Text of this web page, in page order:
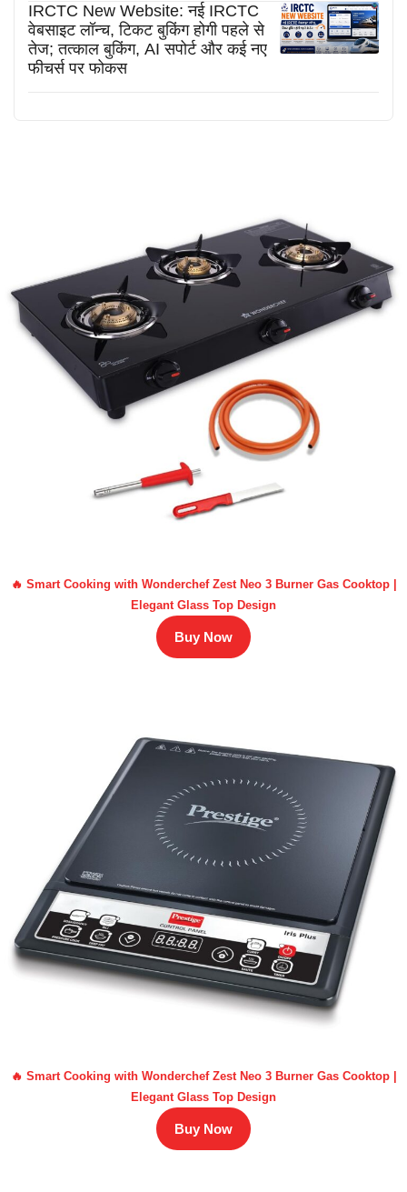
IRCTC New Website: नई IRCTC
वेबसाइट लॉन्च, टिकट बुकिंग होगी पहले से
तेज; तत्काल बुकिंग, AI सपोर्ट और कई नए
फीचर्स पर फोकस
🔥 Smart Cooking with Wonderchef Zest Neo 3 Burner Gas Cooktop |
Elegant Glass Top Design
Buy Now
🔥 Smart Cooking with Wonderchef Zest Neo 3 Burner Gas Cooktop |
Elegant Glass Top Design
Buy Now